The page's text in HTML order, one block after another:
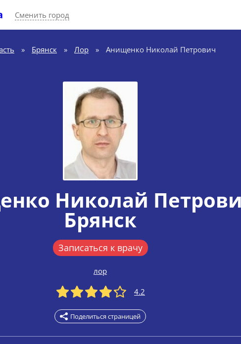
Сменить город
» Брянск » Лор » Анищенко Николай Петрович
Николай
Брянск
Записаться к врачу
лор
4.2
Поделиться страницей